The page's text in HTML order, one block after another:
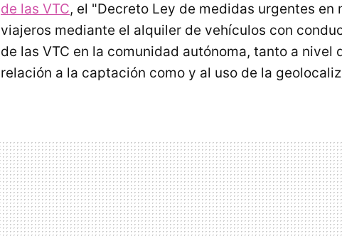
de las VTC, el "Decreto Ley de medidas urgentes
viajeros mediante el alquiler de vehículos con
de las VTC en la comunidad autónoma, tanto a nivel
relación a la captación como y al uso de la